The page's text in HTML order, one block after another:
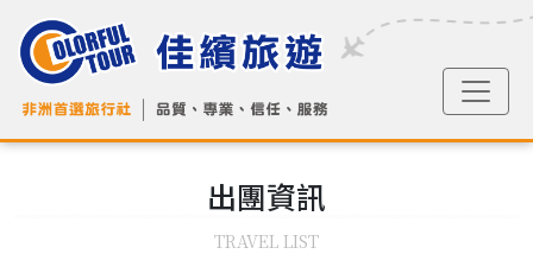
出團資訊
TRAVEL LIST